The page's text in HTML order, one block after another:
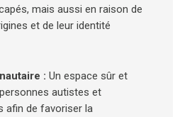
mais aussi en raison de
et de leur identité
: Un espace sûr et
autistes et
afin de favoriser la